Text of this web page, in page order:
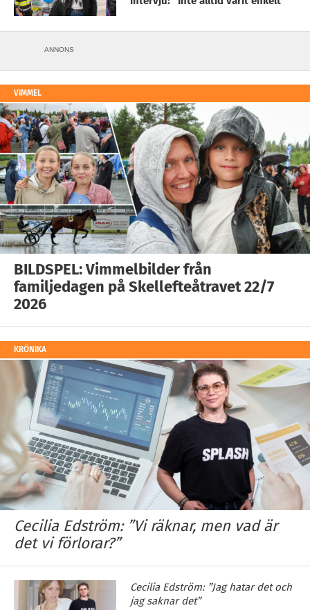
ANNONS
VIMMEL
BILDSPEL: Vimmelbilder från
familjedagen på Skellefteåtravet 22/7
2026
KRÖNIKA
Cecilia Edström: ”Vi räknar, men vad är
det vi förlorar?”
Cecilia Edström: ”Jag hatar det och
jag saknar det”